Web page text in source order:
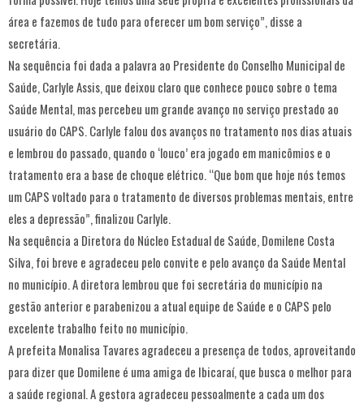
área e fazemos de tudo para oferecer um bom serviço”, disse a
secretária.
Na sequência foi dada a palavra ao Presidente do Conselho Municipal de
Saúde, Carlyle Assis, que deixou claro que conhece pouco sobre o tema
Saúde Mental, mas percebeu um grande avanço no serviço prestado ao
usuário do CAPS. Carlyle falou dos avanços no tratamento nos dias atuais
e lembrou do passado, quando o ‘louco’ era jogado em manicômios e o
tratamento era a base de choque elétrico. “Que bom que hoje nós temos
um CAPS voltado para o tratamento de diversos problemas mentais, entre
eles a depressão”, finalizou Carlyle.
Na sequência a Diretora do Núcleo Estadual de Saúde, Domilene Costa
Silva, foi breve e agradeceu pelo convite e pelo avanço da Saúde Mental
no município. A diretora lembrou que foi secretária do município na
gestão anterior e parabenizou a atual equipe de Saúde e o CAPS pelo
excelente trabalho feito no município.
A prefeita Monalisa Tavares agradeceu a presença de todos, aproveitando
para dizer que Domilene é uma amiga de Ibicaraí, que busca o melhor para
a saúde regional. A gestora agradeceu pessoalmente a cada um dos